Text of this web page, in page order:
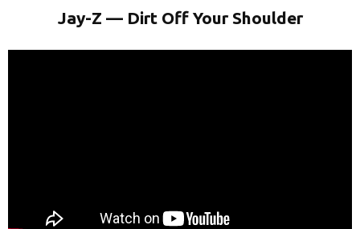
Jay-Z — Dirt Off Your Shoulder